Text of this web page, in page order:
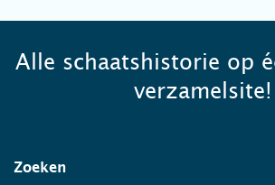
Alle schaatshistorie op
verzamelsite!
Zoeken